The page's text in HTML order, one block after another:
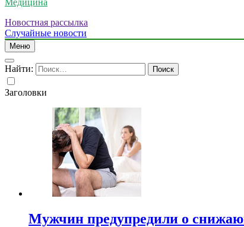
Медицина
Новостная рассылка
Случайные новости
Меню
Найти:
Заголовки
Мужчин предупредили о